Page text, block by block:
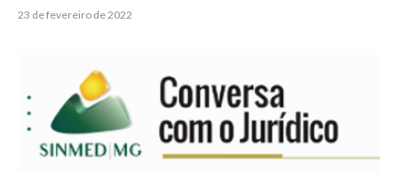
23 de fevereiro de 2022